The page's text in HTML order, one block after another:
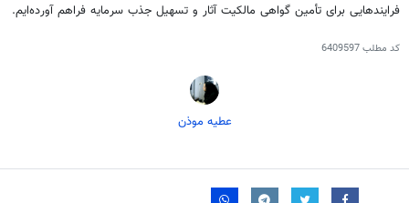
فرایندهایی برای تأمین گواهی مالکیت آثار و تسهیل جذب سرمایه فراهم آورده‌ایم.
کد مطلب6409597
عطیه موذن